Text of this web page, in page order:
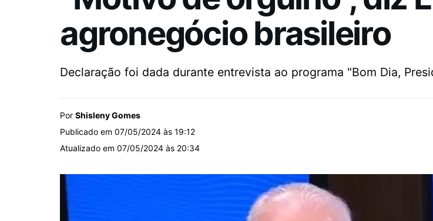
agronegócio brasileiro
Declaração foi dada durante entrevista ao programa "Bom Dia,
Por Shisleny Gomes
Publicado em 07/05/2024 às 19:12
Atualizado em 07/05/2024 às 20:34